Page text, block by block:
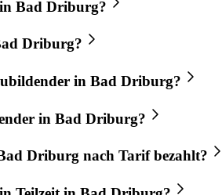
Bad Driburg?
Driburg?
in Bad Driburg?
in Bad Driburg?
Driburg nach Tarif bezahlt?